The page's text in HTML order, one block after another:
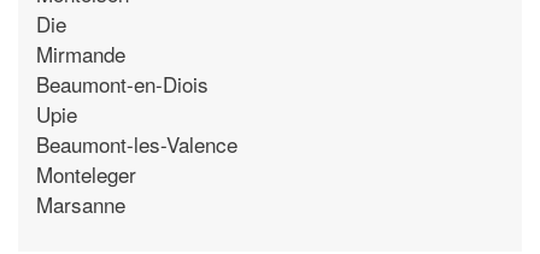
Die
Mirmande
Beaumont-en-Diois
Upie
Beaumont-les-Valence
Monteleger
Marsanne